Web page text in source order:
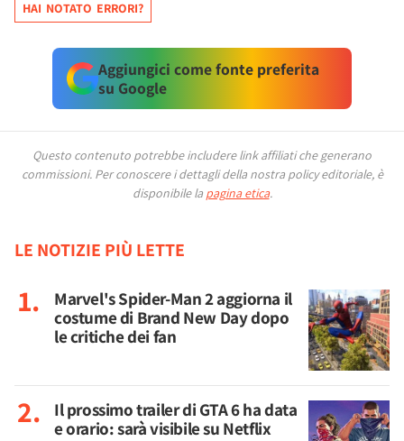
HAI NOTATO ERRORI?
Aggiungici come fonte preferita
su Google
Questo contenuto potrebbe includere link affiliati che generano
commissioni. Per conoscere i dettagli della nostra policy editoriale, è
disponibile la pagina etica.
LE NOTIZIE PIÙ LETTE
Marvel's Spider-Man 2 aggiorna il
costume di Brand New Day dopo
le critiche dei fan
Il prossimo trailer di GTA 6 ha data
e orario: sarà visibile su Netflix